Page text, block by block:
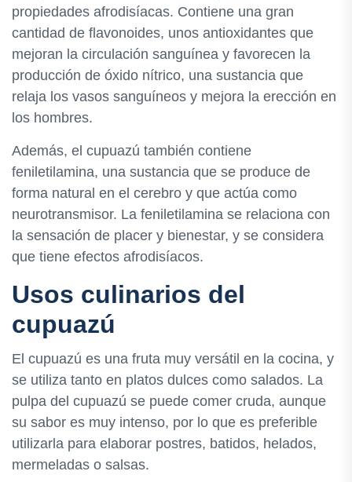
propiedades afrodisíacas. Contiene una gran
cantidad de flavonoides, unos antioxidantes que
mejoran la circulación sanguínea y favorecen la
producción de óxido nítrico, una sustancia que
relaja los vasos sanguíneos y mejora la erección en
los hombres.
Además, el cupuazú también contiene
feniletilamina, una sustancia que se produce de
forma natural en el cerebro y que actúa como
neurotransmisor. La feniletilamina se relaciona con
la sensación de placer y bienestar, y se considera
que tiene efectos afrodisíacos.
Usos culinarios del
cupuazú
El cupuazú es una fruta muy versátil en la cocina, y
se utiliza tanto en platos dulces como salados. La
pulpa del cupuazú se puede comer cruda, aunque
su sabor es muy intenso, por lo que es preferible
utilizarla para elaborar postres, batidos, helados,
mermeladas o salsas.